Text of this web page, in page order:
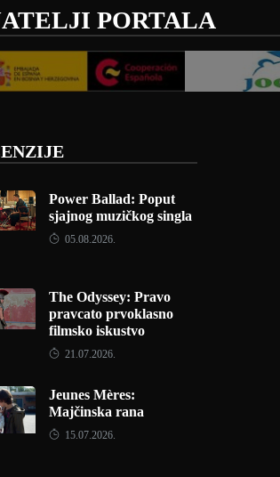
PORTALA
Power Ballad: Poput
sjajnog muzičkog singla
05.08.2026.
The Odyssey: Pravo
pravcato prvoklasno
filmsko iskustvo
21.07.2026.
Jeunes Mères:
Majčinska rana
15.07.2026.